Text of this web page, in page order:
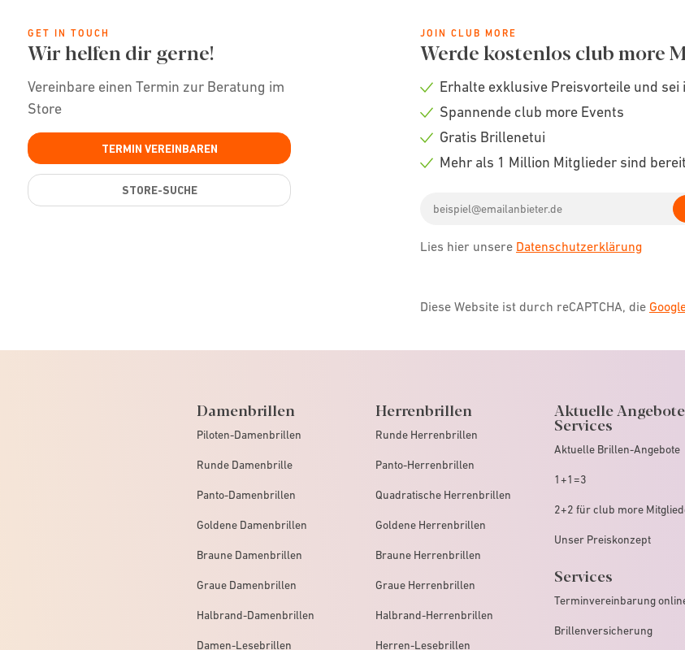
GET IN TOUCH
Wir helfen dir gerne!
Vereinbare einen Termin zur Beratung im
Store
TERMIN VEREINBAREN
STORE-SUCHE
JOIN CLUB MORE
Werde kostenlos club more
Check
Erhalte exklusive Preisvorteile und
Check
Spannende club more Events
Check
Gratis Brillenetui
Mehr als 1 Million Mitglieder sind
address
Lies hier unsere Datenschutzerklärung
Diese Website ist durch reCAPTCHA, die
Damenbrillen
Piloten-Damenbrillen
Runde Damenbrille
Panto-Damenbrillen
Goldene Damenbrillen
Braune Damenbrillen
Graue Damenbrillen
Halbrand-Damenbrillen
Damen-Lesebrillen
Herrenbrillen
Runde Herrenbrillen
Panto-Herrenbrillen
Quadratische Herrenbrillen
Goldene Herrenbrillen
Braune Herrenbrillen
Graue Herrenbrillen
Halbrand-Herrenbrillen
Herren-Lesebrillen
Aktuelle
Services
Aktuelle Brillen-Angebote
1+1=3
2+2 für club more
Unser Preiskonzept
Services
Terminvereinbarung
Brillenversicherung